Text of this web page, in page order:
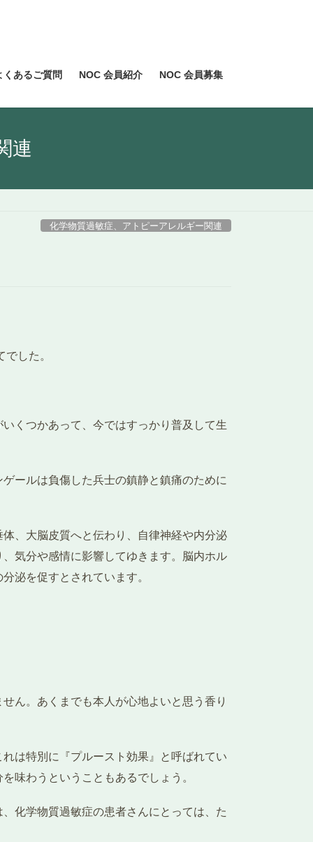
くあるご質問 NOC 会員紹介 NOC 会員募集
連
化学物質過敏症、アトピーアレルギー関連
した。
くつかあって、今ではすっかり普及して生
ールは負傷した兵士の鎮静と鎮痛のために
、大脳皮質へと伝わり、自律神経や内分泌
気分や感情に影響してゆきます。脳内ホル
泌を促すとされています。
ん。あくまでも本人が心地よいと思う香り
は特別に『プルースト効果』と呼ばれてい
味わうということもあるでしょう。
化学物質過敏症の患者さんにとっては、た